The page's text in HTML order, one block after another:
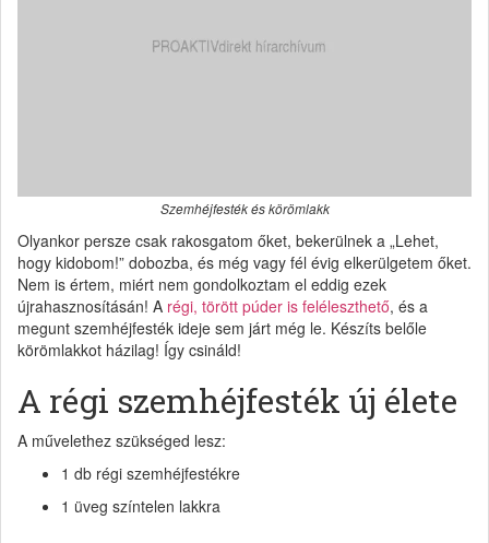
Szemhéjfesték és körömlakk
Olyankor persze csak rakosgatom őket, bekerülnek a „Lehet,
hogy kidobom!” dobozba, és még vagy fél évig elkerülgetem őket.
Nem is értem, miért nem gondolkoztam el eddig ezek
újrahasznosításán! A régi, törött púder is feléleszthető, és a
megunt szemhéjfesték ideje sem járt még le. Készíts belőle
körömlakkot házilag! Így csináld!
A régi szemhéjfesték új élete
A művelethez szükséged lesz:
1 db régi szemhéjfestékre
1 üveg színtelen lakkra